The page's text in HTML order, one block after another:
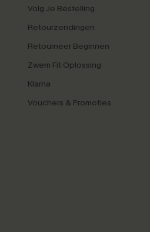
Volg Je Bestelling
Retourzendingen
Retourneer Beginnen
Zwem Fit Oplossing
Klarna
Vouchers & Promoties